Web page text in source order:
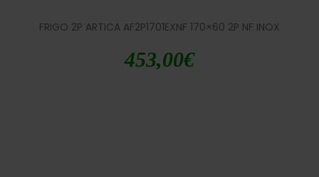
FRIGO 2P ARTICA AF2P1701EXNF 170×60 2P NF INOX
453,00€